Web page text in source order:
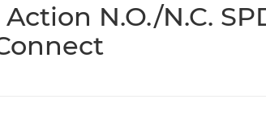
N.O./N.C.